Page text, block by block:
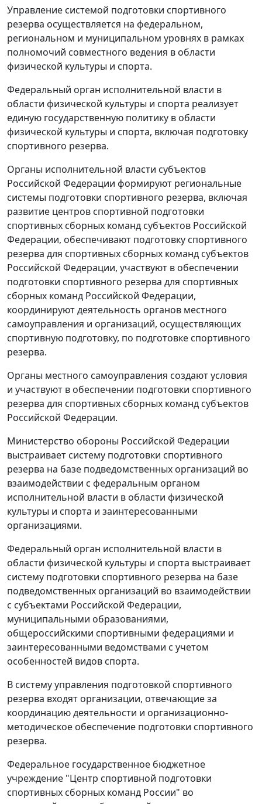
Управление системой подготовки спортивного
резерва осуществляется на федеральном,
региональном и муниципальном уровнях в рамках
полномочий совместного ведения в области
физической культуры и спорта.
Федеральный орган исполнительной власти в
области физической культуры и спорта реализует
единую государственную политику в области
физической культуры и спорта, включая подготовку
спортивного резерва.
Органы исполнительной власти субъектов
Российской Федерации формируют региональные
системы подготовки спортивного резерва, включая
развитие центров спортивной подготовки
спортивных сборных команд субъектов Российской
Федерации, обеспечивают подготовку спортивного
резерва для спортивных сборных команд субъектов
Российской Федерации, участвуют в обеспечении
подготовки спортивного резерва для спортивных
сборных команд Российской Федерации,
координируют деятельность органов местного
самоуправления и организаций, осуществляющих
спортивную подготовку, по подготовке спортивного
резерва.
Органы местного самоуправления создают условия
и участвуют в обеспечении подготовки спортивного
резерва для спортивных сборных команд субъектов
Российской Федерации.
Министерство обороны Российской Федерации
выстраивает систему подготовки спортивного
резерва на базе подведомственных организаций во
взаимодействии с федеральным органом
исполнительной власти в области физической
культуры и спорта и заинтересованными
организациями.
Федеральный орган исполнительной власти в
области физической культуры и спорта выстраивает
систему подготовки спортивного резерва на базе
подведомственных организаций во взаимодействии
с субъектами Российской Федерации,
муниципальными образованиями,
общероссийскими спортивными федерациями и
заинтересованными ведомствами с учетом
особенностей видов спорта.
В систему управления подготовкой спортивного
резерва входят организации, отвечающие за
координацию деятельности и организационно-
методическое обеспечение подготовки спортивного
резерва.
Федеральное государственное бюджетное
учреждение "Центр спортивной подготовки
спортивных сборных команд России" во